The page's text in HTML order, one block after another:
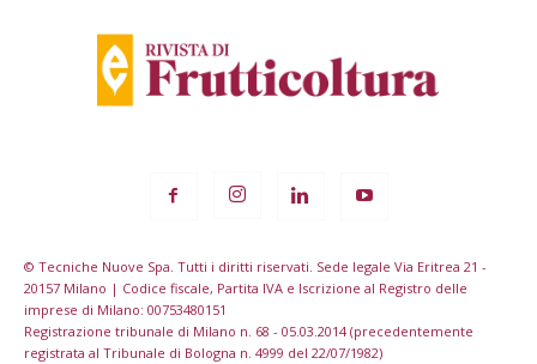
© Tecniche Nuove Spa. Tutti i diritti riservati. Sede legale Via Eritrea 21 -
20157 Milano | Codice fiscale, Partita IVA e Iscrizione al Registro delle
imprese di Milano: 00753480151
Registrazione tribunale di Milano n. 68 - 05.03.2014 (precedentemente
registrata al Tribunale di Bologna n. 4999 del 22/07/1982)